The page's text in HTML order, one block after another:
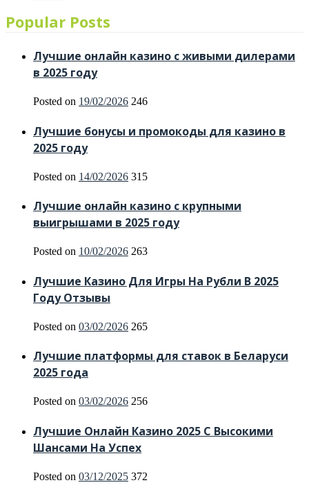
Popular Posts
Лучшие онлайн казино с живыми дилерами
в 2025 году
Posted on 19/02/2026 246
Лучшие бонусы и промокоды для казино в
2025 году
Posted on 14/02/2026 315
Лучшие онлайн казино с крупными
выигрышами в 2025 году
Posted on 10/02/2026 263
Лучшие Казино Для Игры На Рубли В 2025
Году Отзывы
Posted on 03/02/2026 265
Лучшие платформы для ставок в Беларуси
2025 года
Posted on 03/02/2026 256
Лучшие Онлайн Казино 2025 С Высокими
Шансами На Успех
Posted on 03/12/2025 372